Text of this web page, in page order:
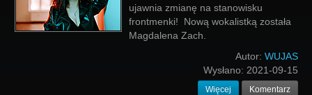
ujawnia zmianę na stanowisku
frontmenki! Nową wokalistką została
Magdalena Zach.
Autor: WUJAS
Wysłano: 2021-09-15
Więcej Komentarz